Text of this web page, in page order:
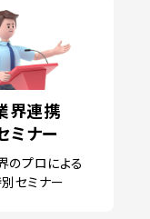
界連携
ミナー
のプロによる
セミナー